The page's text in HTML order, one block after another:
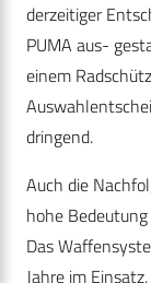
derzeitiger
PUMA aus-
einem
dringend.
Auch die
hohe
Das
Jahre im